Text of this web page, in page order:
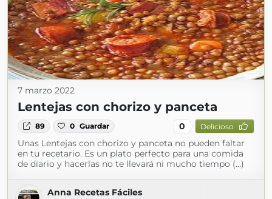
7 marzo 2022
Lentejas con chorizo y panceta
89 0 Guardar 0 Delicioso
Unas Lentejas con chorizo y panceta no pueden faltar
en tu recetario. Es un plato perfecto para una comida
de diario y hacerlas no te llevará ni mucho tiempo (...)
Anna Recetas Fáciles